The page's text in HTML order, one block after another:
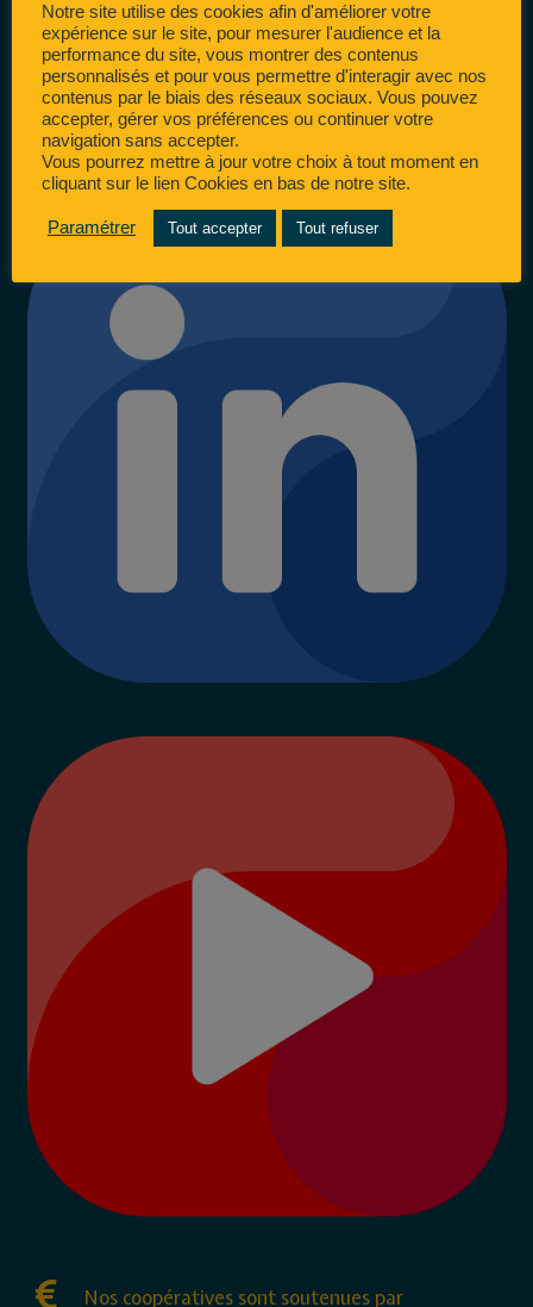
Nos coopératives sont soutenues par
Notre site utilise des cookies afin d'améliorer votre
expérience sur le site, pour mesurer l'audience et la
performance du site, vous montrer des contenus
personnalisés et pour vous permettre d'interagir avec nos
contenus par le biais des réseaux sociaux. Vous pouvez
accepter, gérer vos préférences ou continuer votre
navigation sans accepter.
Vous pourrez mettre à jour votre choix à tout moment en
cliquant sur le lien Cookies en bas de notre site.
Paramétrer Tout accepter Tout refuser